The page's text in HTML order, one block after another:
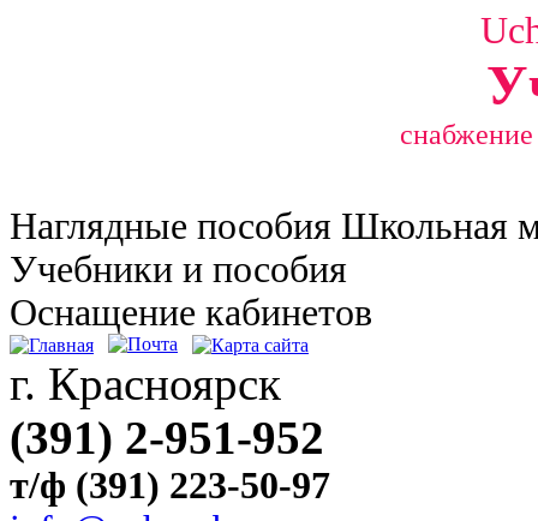
Наглядные пособия Школьная
Учебники и пособия
Оснащение кабинетов
г. Красноярск
(391) 2-951-952
т/ф (391) 223-50-97